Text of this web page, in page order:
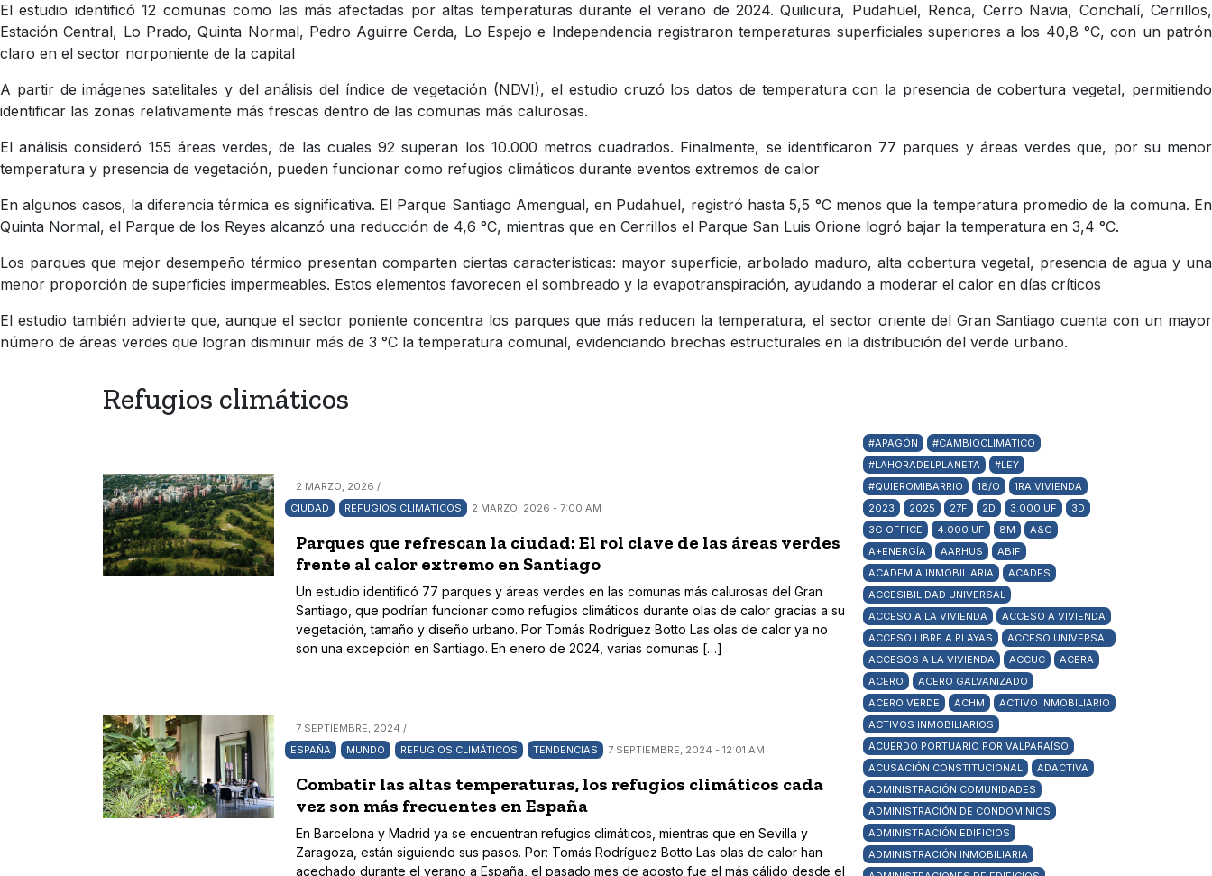
El estudio identificó 12 comunas como las más afectadas por altas temperaturas durante el verano de 2024. Quilicura, Pudahuel, Renca, Cerro Navia, Conchalí, Cerrillos,
Estación Central, Lo Prado, Quinta Normal, Pedro Aguirre Cerda, Lo Espejo e Independencia registraron temperaturas superficiales superiores a los 40,8 °C, con un patrón
claro en el sector norponiente de la capital
A partir de imágenes satelitales y del análisis del índice de vegetación (NDVI), el estudio cruzó los datos de temperatura con la presencia de cobertura vegetal, permitiendo
identificar las zonas relativamente más frescas dentro de las comunas más calurosas.
El análisis consideró 155 áreas verdes, de las cuales 92 superan los 10.000 metros cuadrados. Finalmente, se identificaron 77 parques y áreas verdes que, por su menor
temperatura y presencia de vegetación, pueden funcionar como refugios climáticos durante eventos extremos de calor
En algunos casos, la diferencia térmica es significativa. El Parque Santiago Amengual, en Pudahuel, registró hasta 5,5 °C menos que la temperatura promedio de la comuna. En
Quinta Normal, el Parque de los Reyes alcanzó una reducción de 4,6 °C, mientras que en Cerrillos el Parque San Luis Orione logró bajar la temperatura en 3,4 °C.
Los parques que mejor desempeño térmico presentan comparten ciertas características: mayor superficie, arbolado maduro, alta cobertura vegetal, presencia de agua y una
menor proporción de superficies impermeables. Estos elementos favorecen el sombreado y la evapotranspiración, ayudando a moderar el calor en días críticos
El estudio también advierte que, aunque el sector poniente concentra los parques que más reducen la temperatura, el sector oriente del Gran Santiago cuenta con un mayor
número de áreas verdes que logran disminuir más de 3 °C la temperatura comunal, evidenciando brechas estructurales en la distribución del verde urbano.
Refugios climáticos
2 MARZO, 2026 /
CIUDAD
REFUGIOS CLIMÁTICOS 2 MARZO, 2026 - 7:00 AM
Parques que refrescan la ciudad: El rol clave de las áreas verdes
frente al calor extremo en Santiago
Un estudio identificó 77 parques y áreas verdes en las comunas más calurosas del Gran
Santiago, que podrían funcionar como refugios climáticos durante olas de calor gracias a su
vegetación, tamaño y diseño urbano. Por Tomás Rodríguez Botto Las olas de calor ya no
son una excepción en Santiago. En enero de 2024, varias comunas […]
7 SEPTIEMBRE, 2024 /
ESPAÑA
MUNDO REFUGIOS CLIMÁTICOS TENDENCIAS 7 SEPTIEMBRE, 2024 - 12:01 AM
Combatir las altas temperaturas, los refugios climáticos cada
vez son más frecuentes en España
En Barcelona y Madrid ya se encuentran refugios climáticos, mientras que en Sevilla y
Zaragoza, están siguiendo sus pasos. Por: Tomás Rodríguez Botto Las olas de calor han
acechado durante el verano a España, el pasado mes de agosto fue el más cálido desde el
#APAGÓN
#CAMBIOCLIMÁTICO
#LAHORADELPLANETA
#LEY
#QUIEROMIBARRIO
18/O
1RA VIVIENDA
2023
2025 27F 2D 3.000 UF
3D
3G OFFICE
4.000 UF 8M
A&G
A+ENERGÍA
AARHUS
ABIF
ACADEMIA INMOBILIARIA
ACADES
ACCESIBILIDAD UNIVERSAL
ACCESO A LA VIVIENDA
ACCESO A VIVIENDA
ACCESO LIBRE A PLAYAS
ACCESO UNIVERSAL
ACCESOS A LA VIVIENDA
ACCUC
ACERA
ACERO
ACERO GALVANIZADO
ACERO VERDE
ACHM
ACTIVO INMOBILIARIO
ACTIVOS INMOBILIARIOS
ACUERDO PORTUARIO POR VALPARAÍSO
ACUSACIÓN CONSTITUCIONAL
ADACTIVA
ADMINISTRACIÓN COMUNIDADES
ADMINISTRACIÓN DE CONDOMINIOS
ADMINISTRACIÓN EDIFICIOS
ADMINISTRACIÓN INMOBILIARIA